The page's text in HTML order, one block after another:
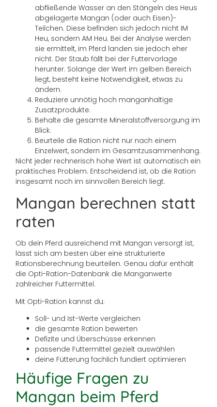
abfließende Wasser an den Stängeln des Heus
abgelagerte Mangan (oder auch Eisen)-
Teilchen. Diese befinden sich jedoch nicht IM
Heu, sondern AM Heu. Bei der Analyse werden
sie ermittelt, im Pferd landen sie jedoch eher
nicht. Der Staub fällt bei der Futtervorlage
herunter. Solange der Wert im gelben Bereich
liegt, besteht keine Notwendigkeit, etwas zu
ändern.
Reduziere unnötig hoch manganhaltige
Zusatzprodukte.
Behalte die gesamte Mineralstoffversorgung im
Blick.
Beurteile die Ration nicht nur nach einem
Einzelwert, sondern im Gesamtzusammenhang.
Nicht jeder rechnerisch hohe Wert ist automatisch ein
praktisches Problem. Entscheidend ist, ob die Ration
insgesamt noch im sinnvollen Bereich liegt.
Mangan berechnen statt
raten
Ob dein Pferd ausreichend mit Mangan versorgt ist,
lässt sich am besten über eine strukturierte
Rationsberechnung beurteilen. Genau dafür enthält
die Opti-Ration-Datenbank die Manganwerte
zahlreicher Futtermittel.
Mit Opti-Ration kannst du:
Soll- und Ist-Werte vergleichen
die gesamte Ration bewerten
Defizite und Überschüsse erkennen
passende Futtermittel gezielt auswählen
deine Fütterung fachlich fundiert optimieren
Häufige Fragen zu
Mangan beim Pferd